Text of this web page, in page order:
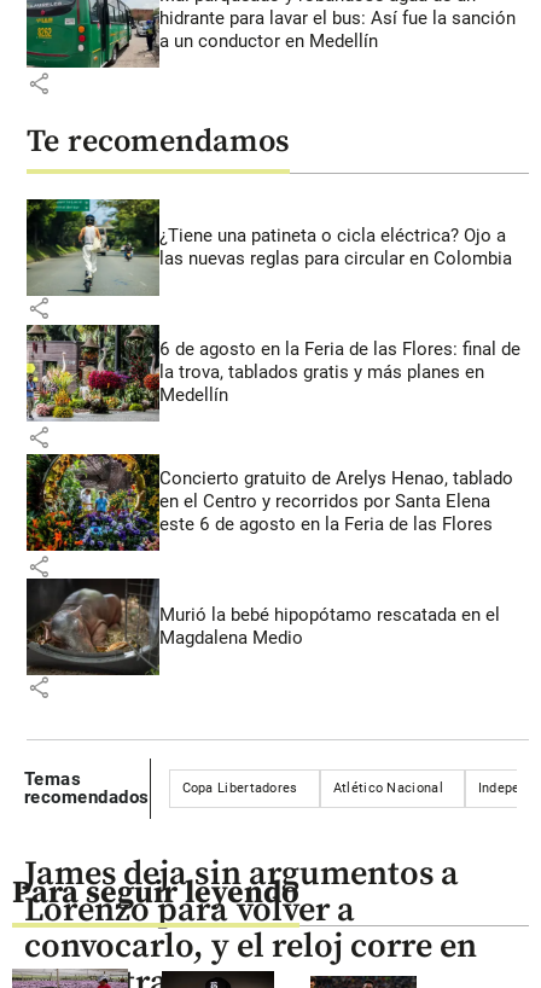
hidrante para lavar el bus: Así fue la sanción
a un conductor en Medellín
share
Te recomendamos
¿Tiene una patineta o cicla eléctrica? Ojo a
las nuevas reglas para circular en Colombia
share
6 de agosto en la Feria de las Flores: final de
la trova, tablados gratis y más planes en
Medellín
share
Concierto gratuito de Arelys Henao, tablado
en el Centro y recorridos por Santa Elena
este 6 de agosto en la Feria de las Flores
share
Murió la bebé hipopótamo rescatada en el
Magdalena Medio
share
Temas
recomendados
Copa Libertadores Atlético Nacional
Para seguir leyendo
James deja sin argumentos a
Lorenzo para volver a
convocarlo, y el reloj corre en